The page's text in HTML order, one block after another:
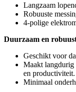
Langzaam
Robuuste
4-polige
Duurzaam en
Geschikt voor
Maakt
en productiviteit.
Minimaal